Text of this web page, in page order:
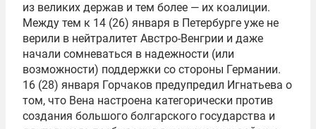
из великих держав и тем более — их коалиции.
Между тем к 14 (26) января в Петербурге уже не
верили в нейтралитет Австро-Венгрии и даже
начали сомневаться в надежности (или
возможности) поддержки со стороны Германии.
16 (28) января Горчаков предупредил Игнатьева о
том, что Вена настроена категорически против
создания большого болгарского государства и